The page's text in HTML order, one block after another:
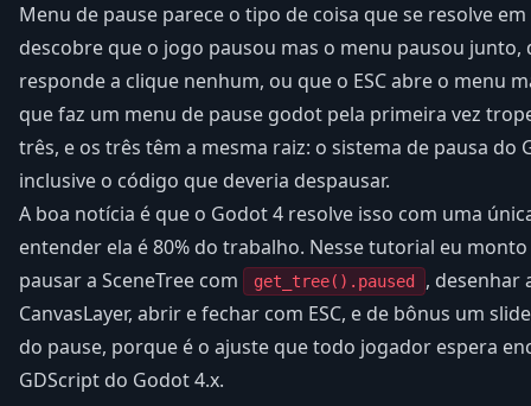
Menu de pause parece o tipo de coisa que se resolve
descobre que o jogo pausou mas o menu pausou
responde a clique nenhum, ou que o ESC abre o menu
que faz um menu de pause godot pela primeira vez
três, e os três têm a mesma raiz: o sistema de pausa
inclusive o código que deveria despausar.
A boa notícia é que o Godot 4 resolve isso com uma
entender ela é 80% do trabalho. Nesse tutorial eu
pausar a SceneTree com
get_tree().paused
, desenhar
CanvasLayer, abrir e fechar com ESC, e de bônus um
do pause, porque é o ajuste que todo jogador espera
GDScript do Godot 4.x.